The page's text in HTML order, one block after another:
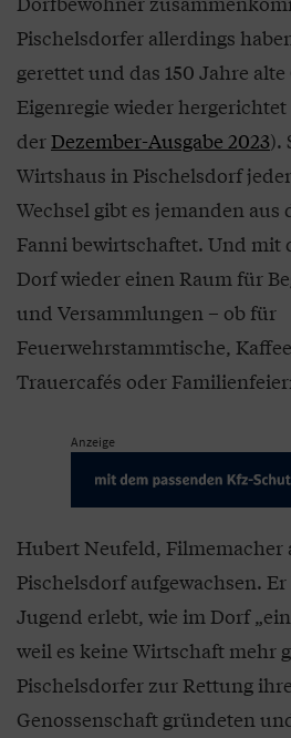
Pischelsdorfer allerdings
gerettet und das 150 Jahre
Eigenregie wieder
derDezember-Ausgabe 2023).
Wirtshaus in Pischelsdorf
Wechsel gibt es jemanden aus
Fanni bewirtschaftet. Und mit
Dorf wieder einen Raum für
und Versammlungen – ob für
Feuerwehrstammtische,
Trauercafés oder
Anzeige
Hubert Neufeld, Filmemacher
Pischelsdorf aufgewachsen.
Jugend erlebt, wie im Dorf
weil es keine Wirtschaft mehr
Pischelsdorfer zur Rettung
Genossenschaft gründeten